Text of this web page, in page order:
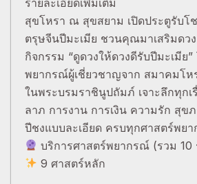
สุขโหรา ณ สุขสยาม เปิดประตูรับโ
ตรุษจีนปีมะเมีย ชวนคุณมาเสริมดวง
กิจกรรม “ดูดวงให้ดวงดีรับปีมะเมีย
พยากรณ์ผู้เชี่ยวชาญจาก สมาคมโห
ในพระบรมราชินูปถัมภ์ เจาะลึกทุกเ
ลาภ การงาน การเงิน ความรัก สุข
ปีชงแบบละเอียด ครบทุกศาสตร์พย
บริการศาสตร์พยากรณ์ (รวม 10
9 ศาสตร์หลัก